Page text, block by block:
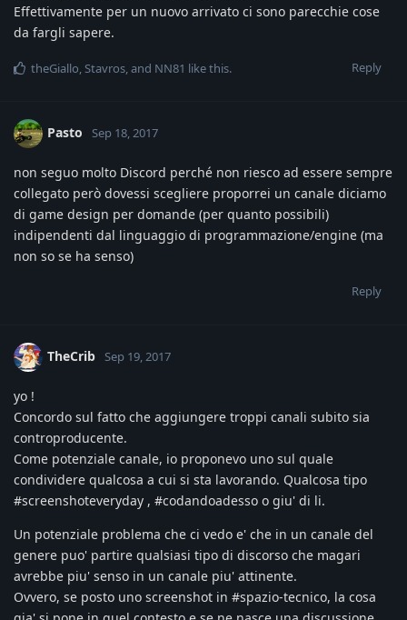
Effettivamente per un nuovo arrivato ci sono parecchie cose
da fargli sapere.
Reply
theGiallo,Stavros, and NN81 like this.
Pasto Sep 18, 2017
non seguo molto Discord perché non riesco ad essere sempre
collegato però dovessi scegliere proporrei un canale diciamo
di game design per domande (per quanto possibili)
indipendenti dal linguaggio di programmazione/engine (ma
non so se ha senso)
Reply
TheCrib Sep 19, 2017
yo !
Concordo sul fatto che aggiungere troppi canali subito sia
controproducente.
Come potenziale canale, io proponevo uno sul quale
condividere qualcosa a cui si sta lavorando. Qualcosa tipo
#screenshoteveryday , #codandoadesso o giu' di li.
Un potenziale problema che ci vedo e' che in un canale del
genere puo' partire qualsiasi tipo di discorso che magari
avrebbe piu' senso in un canale piu' attinente.
Ovvero, se posto uno screenshot in #spazio-tecnico, la cosa